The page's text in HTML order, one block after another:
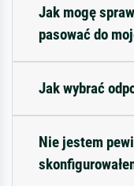
Jak mogę
pasować do
Jak wybrać
Nie jestem